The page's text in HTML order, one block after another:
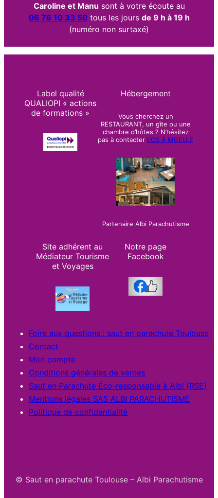
Caroline et Manu sont à votre écoute au
06 76 10 33 50 tous les jours de 9 h à 19 h
(numéro non surtaxé)
Label qualité
QUALIOPI « actions
de formations »
Hébergement
Vous cherchez un
RESTAURANT, un gîte ou une
chambre d’hôtes ? N’hésitez
pas à contacter L’OS À MOELLE
Partenaire Albi Parachutisme
Site adhérent au
Médiateur Tourisme
et Voyages
Notre page
Facebook
Foire aux questions : saut en parachute Toulouse
Contact
Mon compte
Conditions générales de ventes
Saut en Parachute Éco-responsable à Albi (RSE)
Mentions légales SAS ALBI PARACHUTISME
Politique de confidentialité
© Saut en parachute Toulouse – Albi Parachutisme